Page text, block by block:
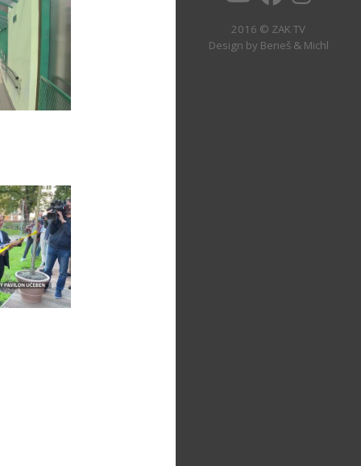
2016 © ZAK TV
Design by Beneš & Michl